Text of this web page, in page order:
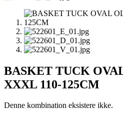
BASKET TUCK
XXXL 110-125CM
Denne kombination eksistere ikke.